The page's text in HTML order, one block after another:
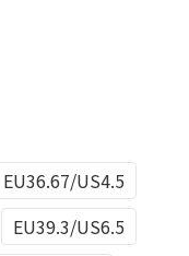
EU36.67/US4.5
EU39.3/US6.5